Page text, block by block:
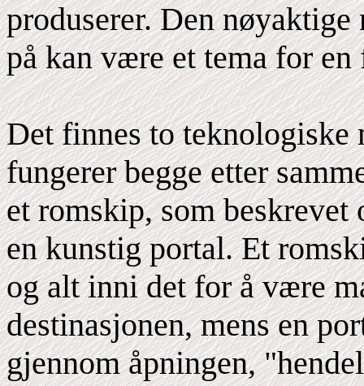
produserer. Den
på kan være et tema for
Det finnes to teknologiske
fungerer begge etter
et romskip, som beskrevet
en kunstig portal. Et
og alt inni det for å være
destinasjonen, mens en
gjennom åpningen,